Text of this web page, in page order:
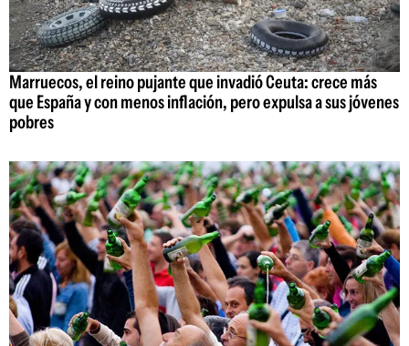
Marruecos, el reino pujante que invadió Ceuta: crece más
que España y con menos inflación, pero expulsa a sus jóvenes
pobres